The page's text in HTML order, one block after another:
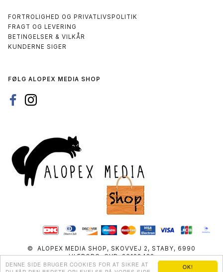
OK!
DENNE SIDE BRUGER COOKIES FOR AT SIKRE AT
FORTROLIGHED OG PRIVATLIVSPOLITIK
FRAGT OG LEVERING
BETINGELSER & VILKÅR
KUNDERNE SIGER
FØLG ALOPEX MEDIA SHOP
© ALOPEX MEDIA SHOP, SKOVVEJ 2, STABY, 6990
ULFBORG, CVR: 36138432